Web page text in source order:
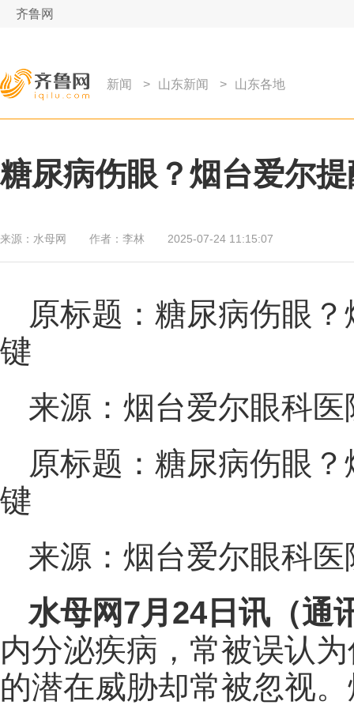
齐鲁网
新闻 > 山东新闻 > 山东各地
糖尿病伤眼？烟台爱尔
来源： 水母网 作者： 李林 2025-07-24 11:15:07
原标题：糖尿病伤眼
键
来源：烟台爱尔眼科医
原标题：糖尿病伤眼
键
来源：烟台爱尔眼科医
水母网7月24日讯（通
内分泌疾病，常被误认
的潜在威胁却常被忽视